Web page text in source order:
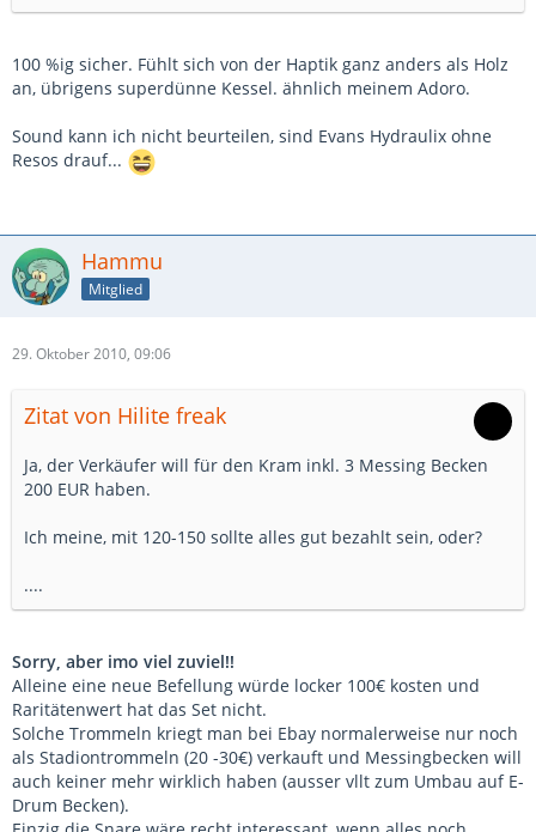
100 %ig sicher. Fühlt sich von der Haptik ganz anders als Holz
an, übrigens superdünne Kessel. ähnlich meinem Adoro.
Sound kann ich nicht beurteilen, sind Evans Hydraulix ohne
Resos drauf...
Hammu
Mitglied
29. Oktober 2010, 09:06
Zitat von Hilite freak
Ja, der Verkäufer will für den Kram inkl. 3 Messing Becken
200 EUR haben.
Ich meine, mit 120-150 sollte alles gut bezahlt sein, oder?
....
Sorry, aber imo viel zuviel!!
Alleine eine neue Befellung würde locker 100€ kosten und
Raritätenwert hat das Set nicht.
Solche Trommeln kriegt man bei Ebay normalerweise nur noch
als Stadiontrommeln (20 -30€) verkauft und Messingbecken will
auch keiner mehr wirklich haben (ausser vllt zum Umbau auf E-
Drum Becken).